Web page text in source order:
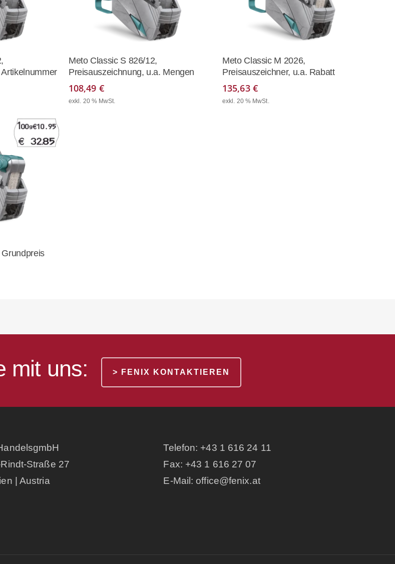
In Den Warenkorb
Meto Classic S 826/12,
Preisauszeichnung, u.a. Mengen
108,49 €
exkl. 20 % MwSt.
In Den Warenkorb
Meto Classic M 2026,
Preisauszeichner, u.a. Rabatt
135,63 €
exkl. 20 % MwSt.
mit uns: > FENIX KONTAKTIEREN
Straße 27
| Austria
Telefon: +43 1 616 24 11
Fax: +43 1 616 27 07
E-Mail:office@fenix.at